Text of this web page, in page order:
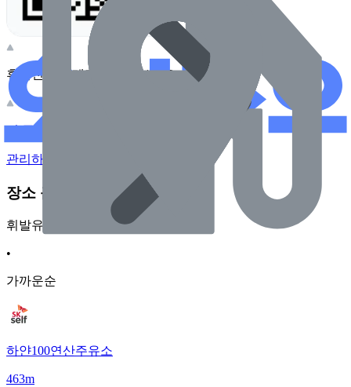
휴대전화 카메라로 찍어보세요
이 주유소의 사장님이신가요?
관리하기
장소 근처 주유소
휘발유
•
가까운순
하얀100연산주유소
463m